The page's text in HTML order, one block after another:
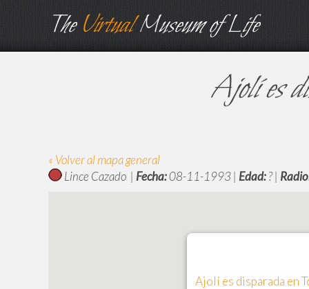
TheVirtualMuseum of Life
Ajolí es
« Volver al mapa general
Lince Cazado | Fecha:08-11-1993 | Edad:? |
Ajolí es disparada en